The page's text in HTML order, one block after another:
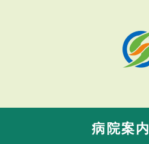
す
病院案内